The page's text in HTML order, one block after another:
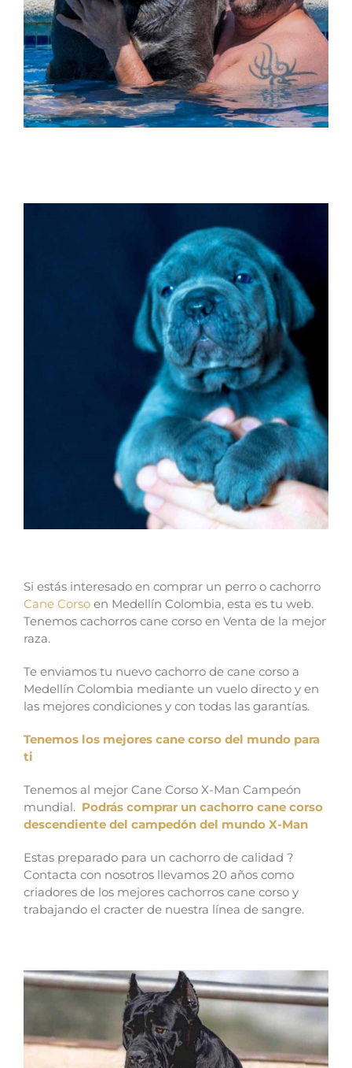
Si estás interesado en comprar un perro o cachorro
Cane Corso en Medellín Colombia, esta es tu web.
Tenemos cachorros cane corso en Venta de la mejor
raza.
Te enviamos tu nuevo cachorro de cane corso a
Medellín Colombia mediante un vuelo directo y en
las mejores condiciones y con todas las garantías.
Tenemos los mejores cane corso del mundo para
ti
Tenemos al mejor Cane Corso X-Man Campeón
mundial. Podrás comprar un cachorro cane corso
descendiente del campedón del mundo X-Man
Estas preparado para un cachorro de calidad ?
Contacta con nosotros llevamos 20 años como
criadores de los mejores cachorros cane corso y
trabajando el cracter de nuestra línea de sangre.